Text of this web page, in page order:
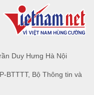
Duy Hưng Hà Nội
BTTTT, Bộ Thông tin và